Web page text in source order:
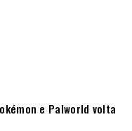
e Palworld volta